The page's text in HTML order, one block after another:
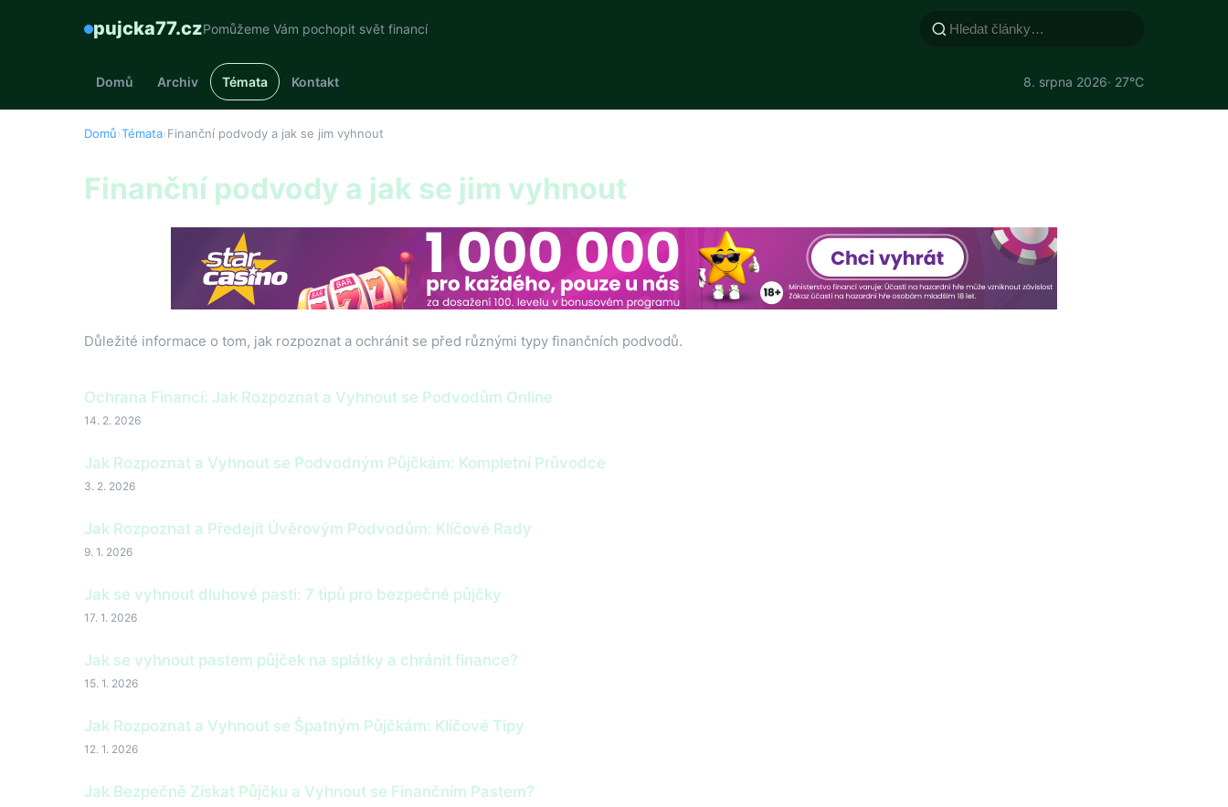
pujcka77.czPomůžeme Vám pochopit svět financí
Domů Archiv Témata Kontakt 8. srpna 2026· 27°C
Domů›Témata›Finanční podvody a jak se jim vyhnout
Finanční podvody a jak se jim vyhnout
Důležité informace o tom, jak rozpoznat a ochránit se před různými typy finančních podvodů.
Ochrana Financí: Jak Rozpoznat a Vyhnout se Podvodům Online
14. 2. 2026
Jak Rozpoznat a Vyhnout se Podvodným Půjčkám: Kompletní Průvodce
3. 2. 2026
Jak Rozpoznat a Předejít Úvěrovým Podvodům: Klíčové Rady
9. 1. 2026
Jak se vyhnout dluhové pasti: 7 tipů pro bezpečné půjčky
17. 1. 2026
Jak se vyhnout pastem půjček na splátky a chránit finance?
15. 1. 2026
Jak Rozpoznat a Vyhnout se Špatným Půjčkám: Klíčové Tipy
12. 1. 2026
Jak Bezpečně Získat Půjčku a Vyhnout se Finančním Pastem?